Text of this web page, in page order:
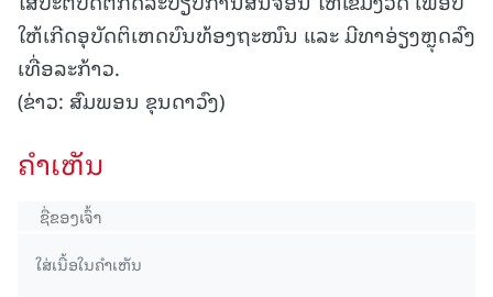
ໃຫ້ເກີດອຸບັດຕິເຫດບົນທ້ອງຖະໜົນ ແລະ ມີທາອ່ຽງຫຼຸດລົງ
ເທື່ອລະກ້າວ.
(ຂ່າວ: ສົມພອນ ຂຸນດາວົງ)
ຄໍາເຫັນ